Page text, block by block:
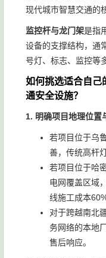
垂直细
分型太
阳能厂
家
★★★
☆
现代城市智慧交通的
监控杆与龙门架是指
设备的支撑结构，通
号灯、标志、监控等
如何挑选适合自己
通安全设施？
1. 明确项目地理位置
若项目位于乌
善，传统高杆
若项目位于哈
电网覆盖区域
线施工成本
对于跨越南北
务网络的本地
售后响应。